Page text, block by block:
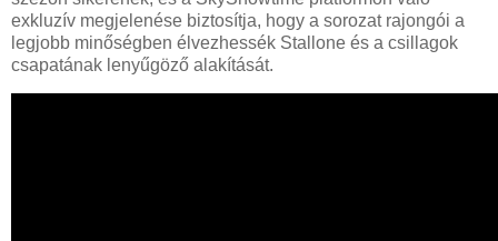
exkluzív megjelenése biztosítja, hogy a sorozat rajongói a
legjobb minőségben élvezhessék Stallone és a csillagok
csapatának lenyűgöző alakítását.